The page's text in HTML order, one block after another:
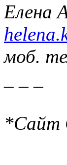
Елена
моб.
*Сайт